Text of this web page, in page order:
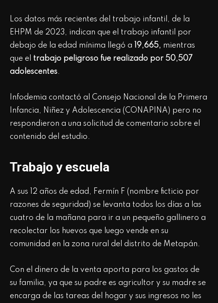
Los datos más recientes del trabajo infantil, de la
EHPM de 2023, indican que el trabajo infantil por
debajo de la edad mínima llegó a 19,665, mientras
que el trabajo peligroso fue realizado por 50,507
adolescentes.
Infodemia contactó al Consejo Nacional de la Primera
Infancia, Niñez y Adolescencia (CONAPINA) pero no
respondieron a una solicitud de comentario sobre el
contenido del estudio.
Trabajo y escuela
A sus 12 años de edad, Fermín F (nombre ficticio por
razones de seguridad) se levanta todos los días a las
cuatro de la mañana para ir a un pequeño gallinero a
recolectar los huevos que luego vende en su
comunidad en la zona rural del distrito de Metapán.
Con el dinero de la venta aporta para los gastos de
su familia, ya que su padre es agricultor y su madre se
encarga de las tareas del hogar y sus ingresos no les